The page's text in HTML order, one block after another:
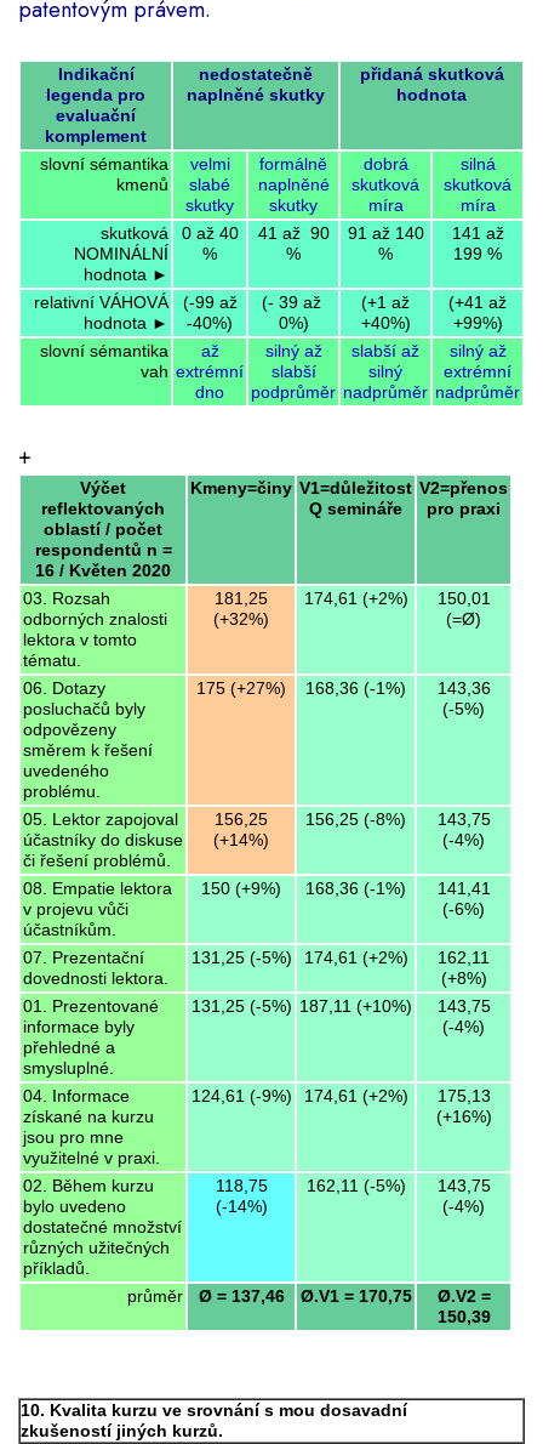
patentovým právem.
Indikační
legenda pro
evaluační
komplement
nedostatečně
naplněné skutky
přidaná skutková
hodnota
slovní sémantika
kmenů
velmi
slabé
skutky
formálně
naplněné
skutky
dobrá
skutková
míra
silná
skutková
míra
skutková
NOMINÁLNÍ
hodnota ►
0 až 40
%
41 až 90
%
91 až 140
%
141 až
199 %
relativní VÁHOVÁ
hodnota ►
(-99 až
-40%)
(- 39 až
0%)
(+1 až
+40%)
(+41 až
+99%)
slovní sémantika
vah
až
extrémní
dno
silný až
slabší
podprůměr
slabší až
silný
nadprůměr
silný až
extrémní
nadprůměr
+
Výčet
reflektovaných
oblastí / počet
respondentů n =
16 / Květen 2020
Kmeny=činy V1=důležitost
Q semináře
V2=přenos
pro praxi
03. Rozsah
odborných znalosti
lektora v tomto
tématu.
181,25
(+32%)
174,61 (+2%)
150,01
(=Ø)
06. Dotazy
posluchačů byly
odpovězeny
směrem k řešení
uvedeného
problému.
175 (+27%) 168,36 (-1%)
143,36
(-5%)
05. Lektor zapojoval
účastníky do diskuse
či řešení problémů.
156,25
(+14%)
156,25 (-8%)
143,75
(-4%)
08. Empatie lektora
v projevu vůči
účastníkům.
150 (+9%) 168,36 (-1%)
141,41
(-6%)
07. Prezentační
dovednosti lektora.
131,25 (-5%) 174,61 (+2%)
162,11
(+8%)
01. Prezentované
informace byly
přehledné a
smysluplné.
131,25 (-5%) 187,11 (+10%)
143,75
(-4%)
04. Informace
získané na kurzu
jsou pro mne
využitelné v praxi.
124,61 (-9%) 174,61 (+2%)
175,13
(+16%)
02. Během kurzu
bylo uvedeno
dostatečné množství
různých užitečných
příkladů.
118,75
(-14%)
162,11 (-5%)
143,75
(-4%)
průměr Ø = 137,46 Ø.V1 = 170,75
Ø.V2 =
150,39
10. Kvalita kurzu ve srovnání s mou dosavadní
zkušeností jiných kurzů.